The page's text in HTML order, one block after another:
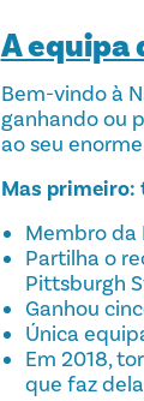
A equipa
Bem-vindo à
ganhando ou
ao seu
Mas primeiro:
Membro da
Partilha o
Pittsburgh
Ganhou
Única
Em 2018,
que faz